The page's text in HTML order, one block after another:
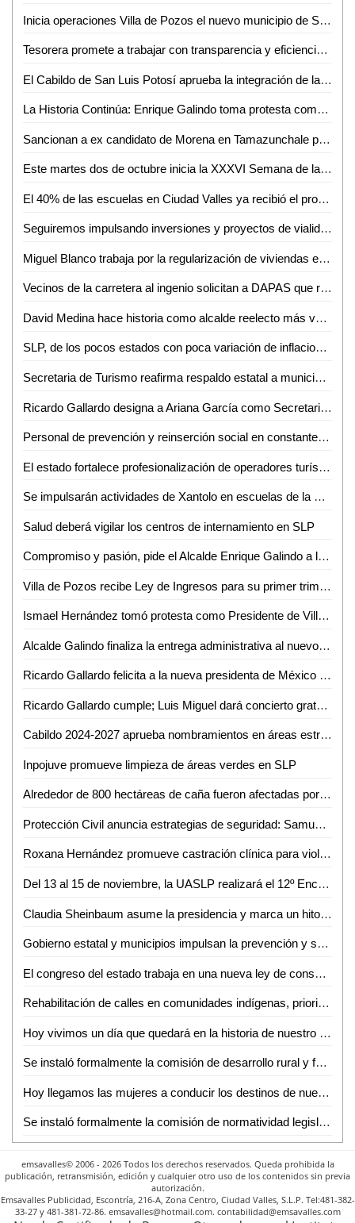
Inicia operaciones Villa de Pozos el nuevo municipio de SLP
Tesorera promete a trabajar con transparencia y eficiencia en el manejo de recursos en Ciudad Valles
El Cabildo de San Luis Potosí aprueba la integración de las Comisiones Permanentes para el periodo 2024-2027
La Historia Continúa: Enrique Galindo toma protesta como Alcalde reelecto
Sancionan a ex candidato de Morena en Tamazunchale por poner publicidad en edificios públicos
Este martes dos de octubre inicia la XXXVI Semana de la Comunicación de la FCC de la UASLP
El 40% de las escuelas en Ciudad Valles ya recibió el programa de seguridad alimentaria: Medina Avendaño
Seguiremos impulsando inversiones y proyectos de vialidad en Ciudad Valles: David Medina
Miguel Blanco trabaja por la regularización de viviendas en Nuevo Tampaón
Vecinos de la carretera al ingenio solicitan a DAPAS que rehabilite el desagüe
David Medina hace historia como alcalde reelecto más votado en Ciudad Valles
SLP, de los pocos estados con poca variación de inflacionaria
Secretaria de Turismo reafirma respaldo estatal a municipios
Ricardo Gallardo designa a Ariana García como Secretaria de Finanzas
Personal de prevención y reinserción social en constante capacitación
El estado fortalece profesionalización de operadores turísticos
Se impulsarán actividades de Xantolo en escuelas de la Huasteca Potosina
Salud deberá vigilar los centros de internamiento en SLP
Compromiso y pasión, pide el Alcalde Enrique Galindo a la Policía Municipal, en la Entrega del Bastón de Mando 2024-2027
Villa de Pozos recibe Ley de Ingresos para su primer trimestre: 85 millones asignados
Ismael Hernández tomó protesta como Presidente de Villa de Reyes para el periodo 2024-2027
Alcalde Galindo finaliza la entrega administrativa al nuevo municipio de Villa de Pozos
Ricardo Gallardo felicita a la nueva presidenta de México Claudia Sheinbaum
Ricardo Gallardo cumple; Luis Miguel dará concierto gratuito en la Arena Potosí
Cabildo 2024-2027 aprueba nombramientos en áreas estructurales del Gobierno de la Capital
Inpojuve promueve limpieza de áreas verdes en SLP
Alrededor de 800 hectáreas de caña fueron afectadas por lluvias en Ciudad Valles: Eduardo Martínez Morales
Protección Civil anuncia estrategias de seguridad: Samuel Camargo
Roxana Hernández promueve castración clínica para violadores como medida de justicia de bienestar
Del 13 al 15 de noviembre, la UASLP realizará el 12º Encuentro de Jóvenes Investigadores del Estado de San Luis Potosí
Claudia Sheinbaum asume la presidencia y marca un hito en la historia de México
Gobierno estatal y municipios impulsan la prevención y seguridad en las cuatro regiones
El congreso del estado trabaja en una nueva ley de consulta y en la construcción del presupuesto para aplicarla: Dip. Cuauhtli Badillo Moreno
Rehabilitación de calles en comunidades indígenas, prioridad en Tamuín: Marcelino Bautista
Hoy vivimos un día que quedará en la historia de nuestro país, al asumir el mando de México la doctora Claudia Sheinbaum
Se instaló formalmente la comisión de desarrollo rural y forestal de la LXIV legislatura
Hoy llegamos las mujeres a conducir los destinos de nuestra hermosa nación: presidenta Claudia Sheinbaum
Se instaló formalmente la comisión de normatividad legislativa y prácticas parlamentarias de la LXIV legislatura
emsavalles© 2006 - 2026 Todos los derechos reservados. Queda prohibida la
publicación, retransmisión, edición y cualquier otro uso de los contenidos sin previa
autorización.
Emsavalles Publicidad, Escontría, 216-A, Zona Centro, Ciudad Valles, S.L.P. Tel:481-382-
33-27 y 481-381-72-86. emsavalles@hotmail.com. contabilidad@emsavalles.com